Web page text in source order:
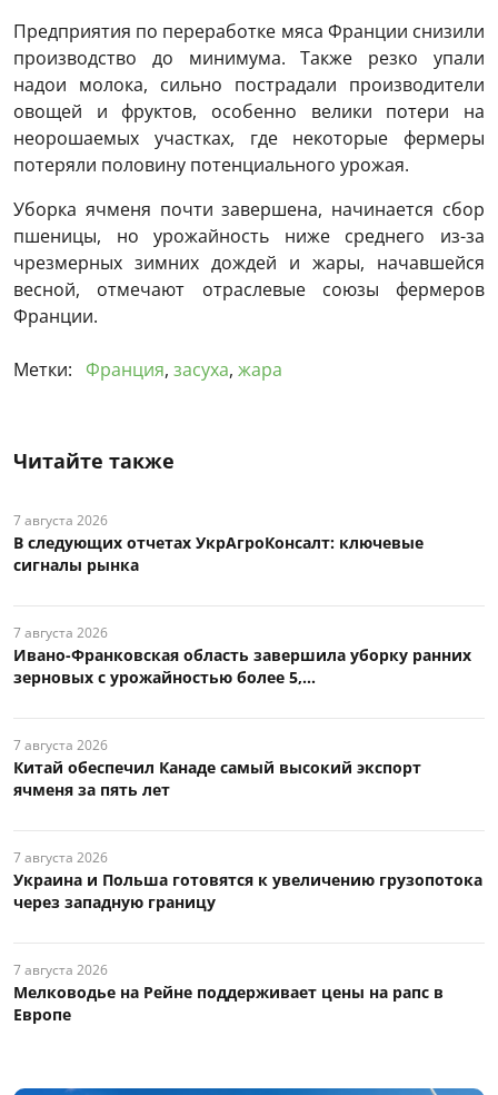
Предприятия по переработке мяса Франции снизили
производство до минимума. Также резко упали
надои молока, сильно пострадали производители
овощей и фруктов, особенно велики потери на
неорошаемых участках, где некоторые фермеры
потеряли половину потенциального урожая.
Уборка ячменя почти завершена, начинается сбор
пшеницы, но урожайность ниже среднего из-за
чрезмерных зимних дождей и жары, начавшейся
весной, отмечают отраслевые союзы фермеров
Франции.
Метки: Франция, засуха, жара
Читайте также
7 августа 2026
В следующих отчетах УкрАгроКонсалт: ключевые
сигналы рынка
7 августа 2026
Ивано-Франковская область завершила уборку ранних
зерновых с урожайностью более 5,...
7 августа 2026
Китай обеспечил Канаде самый высокий экспорт
ячменя за пять лет
7 августа 2026
Украина и Польша готовятся к увеличению грузопотока
через западную границу
7 августа 2026
Мелководье на Рейне поддерживает цены на рапс в
Европе